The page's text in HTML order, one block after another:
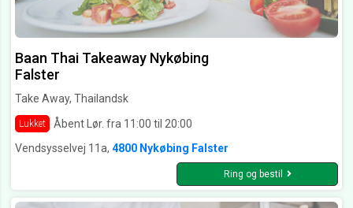
Baan Thai Takeaway Nykøbing
Falster
Take Away, Thailandsk
Lukket
Åbent Lør. fra 11:00 til 20:00
Vendsysselvej 11a, 4800 Nykøbing Falster
Ring og bestil